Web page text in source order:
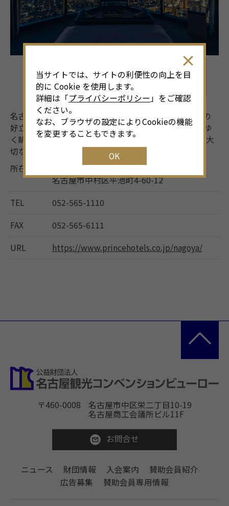
名古屋駅より1駅、あおなみ線ささしまライブ駅直結の
好立地。地上140ｍの高層に位置し、時間帯で変わりゆ
く眺望はここにしかないパノラマエクスペリエンス。大
切な日のご滞在を心を込めておもてなしいたします。
所在地
〒453-6131
名古屋市中村区平池町4-60-12
TEL
052-565-1110
FAX
052-565-6111
URL
https://www.princehotels.co.jp/nagoya/
〒460-0008 名古屋市中区栄二丁目10-19
名古屋商工会議所ビル11F
お問合せ
ニュース 財団情報 入会案内
賛助会員紹介
広告募集
賛助会員専用情報
当サイトでは、サイトの利便性の向上を目
的に Cookie を使用します。
詳細は「プライバシーポリシー 」をご確認
ください。
なお、ブラウザの設定によりCookieの機能
を変更することもできます。
OK